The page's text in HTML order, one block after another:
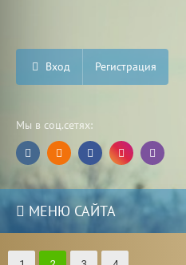
Вход Регистрация
Мы в соц.сетях:
МЕНЮ САЙТА